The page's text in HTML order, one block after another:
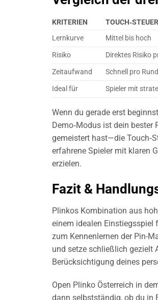
KRITERIEN
Lernkurve
Mittel bis hoch
Risiko
Direktes Risiko
Zeitaufwand
Schnell pro
Ideal für
Spieler mit
Wenn du gerade erst
Demo‐Modus ist dein
gemeistert hast—die
erfahrene Spieler mit klaren
erzielen.
Fazit &
Plinkos Kombination aus
einem idealen Einstiegsspiel
zum Kennenlernen der Pin-
und setze schließlich gezielt
Berücksichtigung deines
Open Plinko Österreich in
dann selbstständig, ob du in